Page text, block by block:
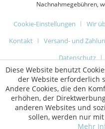
Nachnahmegebühren,
Cookie-Einstellungen Wir
Kontakt
Versand- und
Datenschutz
Diese Website benutzt
der Website erforderlich
Andere Cookies, die den
erhöhen, der
anderen Websites und
sollen, werden nur
Mehr